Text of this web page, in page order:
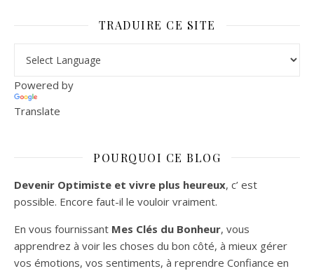
TRADUIRE CE SITE
Powered by
Translate
POURQUOI CE BLOG
Devenir Optimiste et vivre plus heureux, c’ est
possible. Encore faut-il le vouloir vraiment.
En vous fournissant Mes Clés du Bonheur, vous
apprendrez à voir les choses du bon côté, à mieux gérer
vos émotions, vos sentiments, à reprendre Confiance en